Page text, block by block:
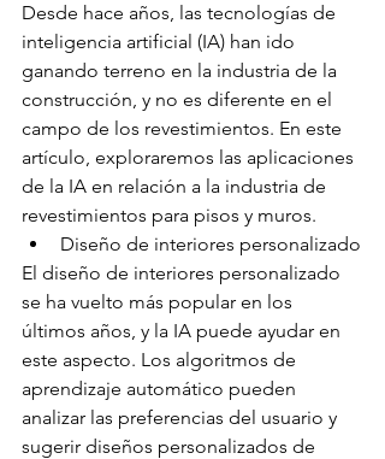
Desde hace años, las tecnologías de
inteligencia artificial (IA) han ido
ganando terreno en la industria de la
construcción, y no es diferente en el
campo de los revestimientos. En este
artículo, exploraremos las aplicaciones
de la IA en relación a la industria de
revestimientos para pisos y muros.
Diseño de interiores personalizado
El diseño de interiores personalizado
se ha vuelto más popular en los
últimos años, y la IA puede ayudar en
este aspecto. Los algoritmos de
aprendizaje automático pueden
analizar las preferencias del usuario y
sugerir diseños personalizados de